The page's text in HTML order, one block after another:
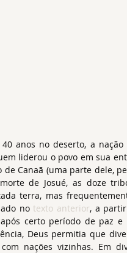
anos no deserto, a
liderou o povo em sua
Canaã (uma parte dele,
de Josué, as doze
terra, mas
no texto anterior, a
certo período de paz
Deus permitia que
nações vizinhas. Em